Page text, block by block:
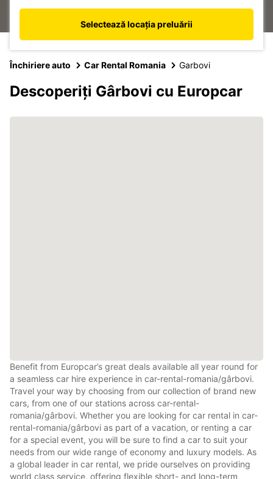
Selectează locația preluării
Închiriere auto Car Rental Romania Garbovi
Descoperiți Gârbovi cu Europcar
Benefit from Europcar’s great deals available all year round for
a seamless car hire experience in car-rental-romania/gârbovi.
Travel your way by choosing from our collection of brand new
cars, from one of our stations across car-rental-
romania/gârbovi. Whether you are looking for car rental in car-
rental-romania/gârbovi as part of a vacation, or renting a car
for a special event, you will be sure to find a car to suit your
needs from our wide range of economy and luxury models. As
a global leader in car rental, we pride ourselves on providing
world class service, offering flexible short- and long-term